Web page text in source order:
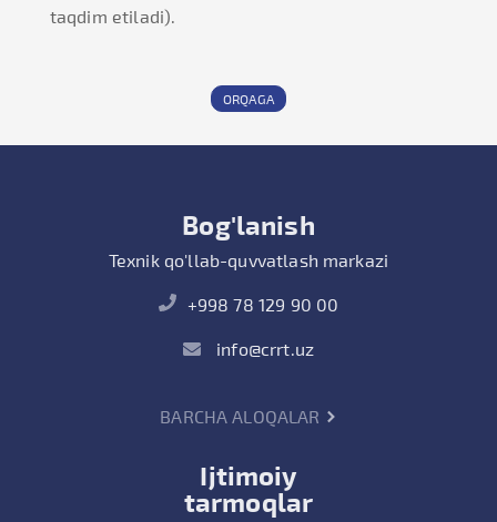
taqdim etiladi).
ORQAGA
Bog'lanish
Texnik qo'llab-quvvatlash markazi
+998 78 129 90 00
info@crrt.uz
BARCHA ALOQALAR
Ijtimoiy
tarmoqlar